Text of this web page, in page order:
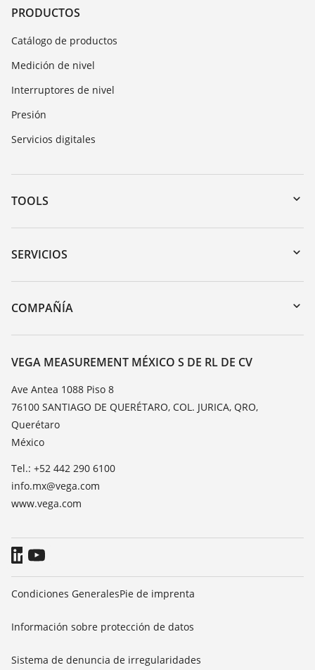
PRODUCTOS
Catálogo de productos
Medición de nivel
Interruptores de nivel
Presión
Servicios digitales
TOOLS
Zona de descarga
Búsqueda por número de serie
DTM Collection/PACTware
SERVICIOS
Devolución de instrumentos
Cursos de formacion
TeamViewer
COMPAÑÍA
Acerca de VEGA
Contacto
Notícias
Prensa
Blog
VEGA MEASUREMENT MÉXICO S DE RL DE CV
Ave Antea 1088 Piso 8
76100 SANTIAGO DE QUERÉTARO, COL. JURICA, QRO,
Querétaro
México
Tel.: +52 442 290 6100
info.mx@vega.com
www.vega.com
Condiciones GeneralesPie de imprenta
Información sobre protección de datos
Sistema de denuncia de irregularidades